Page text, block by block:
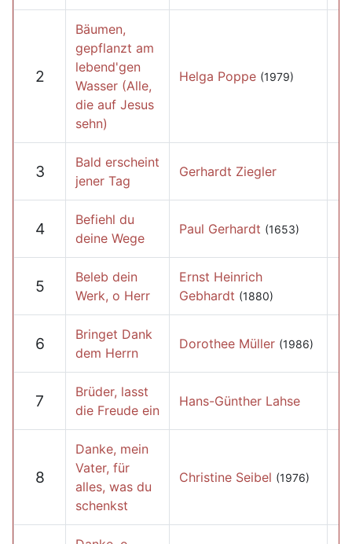
2
Bäumen,
gepflanzt am
lebend'gen
Wasser (Alle,
die auf Jesus
sehn)
Helga Poppe (1979)
3
Bald erscheint
jener Tag
Gerhardt Ziegler
4
Befiehl du
deine Wege
Paul Gerhardt (1653)
5
Beleb dein
Werk, o Herr
Ernst Heinrich
Gebhardt (1880)
6
Bringet Dank
dem Herrn
Dorothee Müller (1986)
7
Brüder, lasst
die Freude ein
Hans-Günther Lahse
8
Danke, mein
Vater, für
alles, was du
schenkst
Christine Seibel (1976)